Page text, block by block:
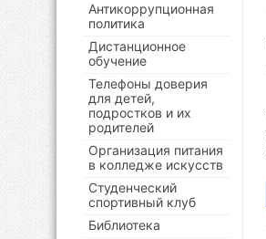
Антикоррупционная
политика
Дистанционное
обучение
Телефоны доверия
для детей,
подростков и их
родителей
Организация питания
в колледже искусств
Студенческий
спортивный клуб
Библиотека